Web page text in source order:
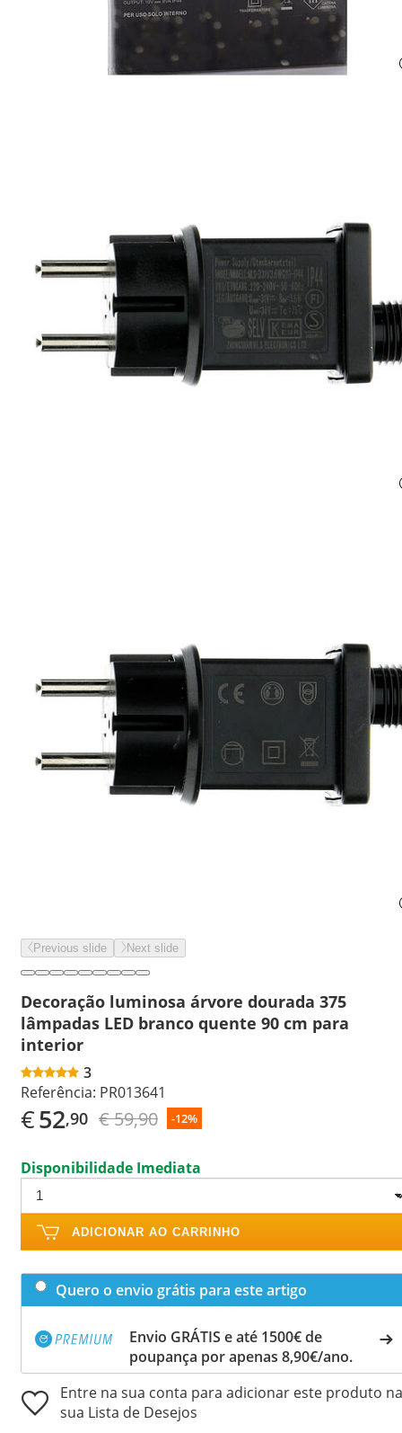
Previous slide Next slide
Decoração luminosa árvore dourada 375
lâmpadas LED branco quente 90 cm para
interior
3
Referência: PR013641
€52,90 € 59,90 -12%
Disponibilidade Imediata
ADICIONAR AO CARRINHO
Quero o envio grátis para este artigo
Envio GRÁTIS e até 1500€ de
poupança por apenas 8,90€/ano.
Entre na sua conta para adicionar este produto na
sua Lista de Desejos